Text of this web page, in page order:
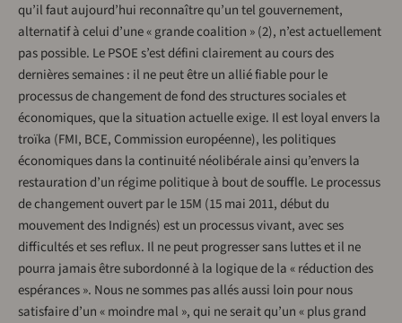
qu’il faut aujourd’hui reconnaître qu’un tel gouvernement,
alternatif à celui d’une « grande coalition » (2), n’est actuellement
pas possible. Le PSOE s’est défini clairement au cours des
dernières semaines : il ne peut être un allié fiable pour le
processus de changement de fond des structures sociales et
économiques, que la situation actuelle exige. Il est loyal envers la
troïka (FMI, BCE, Commission européenne), les politiques
économiques dans la continuité néolibérale ainsi qu’envers la
restauration d’un régime politique à bout de souffle. Le processus
de changement ouvert par le 15M (15 mai 2011, début du
mouvement des Indignés) est un processus vivant, avec ses
difficultés et ses reflux. Il ne peut progresser sans luttes et il ne
pourra jamais être subordonné à la logique de la « réduction des
espérances ». Nous ne sommes pas allés aussi loin pour nous
satisfaire d’un « moindre mal », qui ne serait qu’un « plus grand